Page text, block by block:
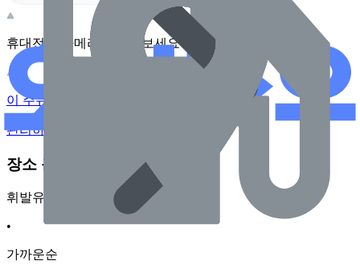
휴대전화 카메라로 찍어보세요
이 주유소의 사장님이신가요?
관리하기
장소 근처 주유소
휘발유
•
가까운순